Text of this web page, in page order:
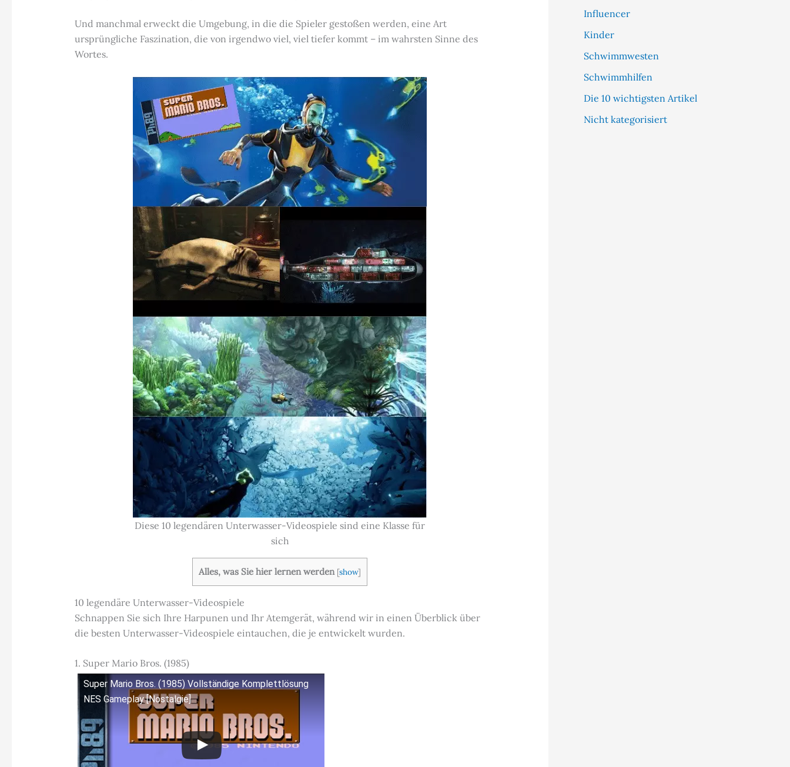
Und manchmal erweckt die Umgebung, in die die Spieler gestoßen werden, eine Art
ursprüngliche Faszination, die von irgendwo viel, viel tiefer kommt – im wahrsten Sinne des
Wortes.
Diese 10 legendären Unterwasser-Videospiele sind eine Klasse für
sich
Alles, was Sie hier lernen werden [show]
10 legendäre Unterwasser-Videospiele
Schnappen Sie sich Ihre Harpunen und Ihr Atemgerät, während wir in einen Überblick über
die besten Unterwasser-Videospiele eintauchen, die je entwickelt wurden.
1. Super Mario Bros. (1985)
Super Mario Bros. (1985) Vollständige Komplettlösung
NES Gameplay [Nostalgie]
Influencer
Kinder
Schwimmwesten
Schwimmhilfen
Die 10 wichtigsten Artikel
Nicht kategorisiert